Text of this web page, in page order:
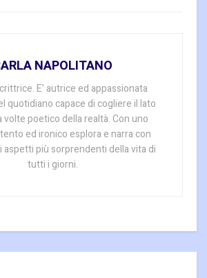
NAPOLITANO
E' autrice ed appassionata
quotidiano capace di cogliere il lato
volte poetico della realtà. Con uno
ed ironico esplora e narra con
aspetti più sorprendenti della vita di
tutti i giorni.